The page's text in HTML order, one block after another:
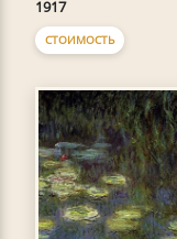
1917
СТОИМОСТЬ